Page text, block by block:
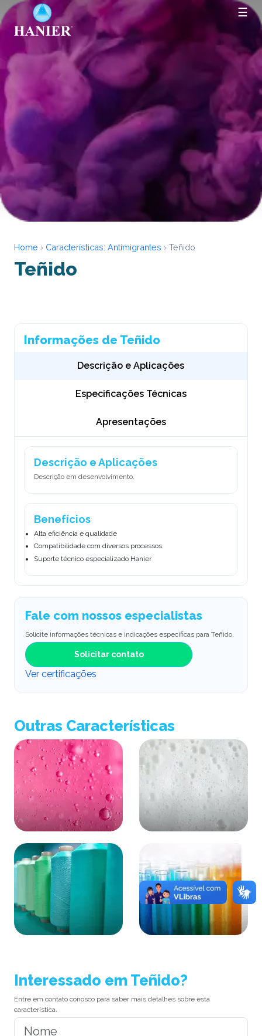
☰
Home › Características: Antimigrantes › Teñido
Teñido
Informações de Teñido
Descrição e Aplicações
Especificações Técnicas
Apresentações
Descrição e Aplicações
Descrição em desenvolvimento.
Benefícios
Alta eficiência e qualidade
Compatibilidade com diversos processos
Suporte técnico especializado Hanier
Fale com nossos especialistas
Solicite informações técnicas e indicações específicas para Teñido.
Solicitar contato
Ver certificações
Outras Características
Interessado em Teñido?
Entre em contato conosco para saber mais detalhes sobre esta
característica.